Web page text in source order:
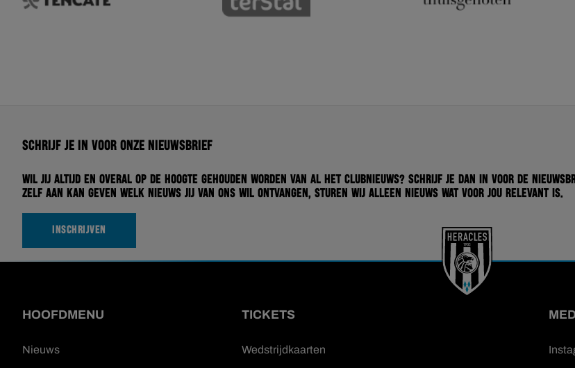
Schrijf je in voor onze nieuwsbrief
Wil jij altijd en overal op de hoogte gehouden worden van al het clubnieuws? Schrijf je dan in voor de
zelf aan kan geven welk nieuws jij van ons wil ontvangen, sturen wij alleen nieuws wat voor jou relevant is.
INSCHRIJVEN
HOOFDMENU
Nieuws
TICKETS
Wedstrijdkaarten